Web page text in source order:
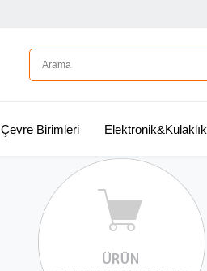
Çevre Birimleri Elektronik&Kulaklık